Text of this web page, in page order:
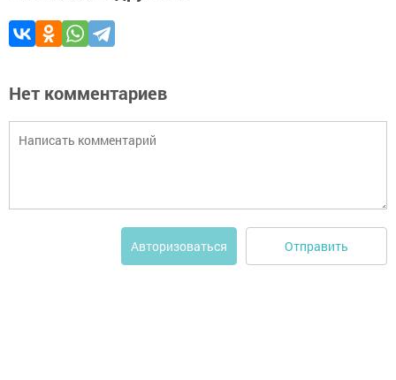
Нет комментариев
Авторизоваться Отправить